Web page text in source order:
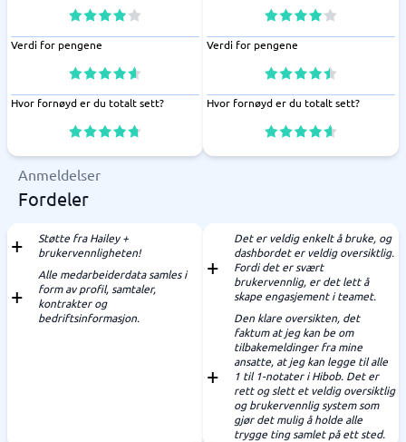
Verdi for pengene
Hvor fornøyd er du totalt sett?
Verdi for pengene
Hvor fornøyd er du totalt sett?
Anmeldelser
Fordeler
Støtte fra Hailey +
brukervennligheten!
Alle medarbeiderdata samles i
form av profil, samtaler,
kontrakter og
bedriftsinformasjon.
Det er veldig enkelt å bruke, og
dashbordet er veldig oversiktlig.
Fordi det er svært
brukervennlig, er det lett å
skape engasjement i teamet.
Den klare oversikten, det
faktum at jeg kan be om
tilbakemeldinger fra mine
ansatte, at jeg kan legge til alle
1 til 1-notater i Hibob. Det er
rett og slett et veldig oversiktlig
og brukervennlig system som
gjør det mulig å holde alle
trygge ting samlet på ett sted.